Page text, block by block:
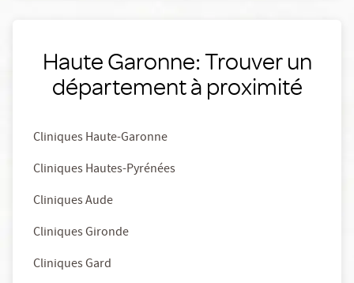
Haute Garonne: Trouver un
département à proximité
Cliniques Haute-Garonne
Cliniques Hautes-Pyrénées
Cliniques Aude
Cliniques Gironde
Cliniques Gard